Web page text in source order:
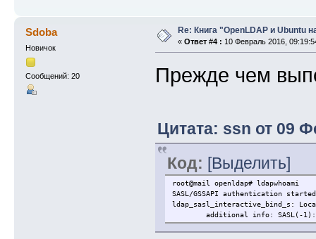
Sdoba
Новичок
Сообщений: 20
Re: Книга "OpenLDAP и Ubuntu
« Ответ #4 : 10 Февраль 2016,
Прежде чем
Цитата: ssn от 09
Код: [Выделить]
root@mail openldap# ldapwhoami
SASL/GSSAPI authentication started
ldap_sasl_interactive_bind_s:
additional info: SASL(-1):